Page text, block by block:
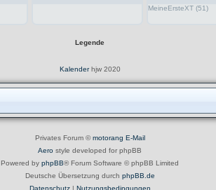
MeineErsteXT (51)
Legende
Kalenderhjw 2020
Privates Forum ©motorang E-Mail
Aero style developed for phpBB
Powered by phpBB® Forum Software © phpBB Limited
Deutsche Übersetzung durch phpBB.de
Datenschutz| Nutzungsbedingungen